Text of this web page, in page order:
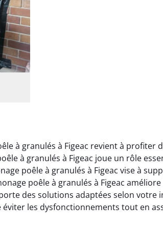
à granulés à Figeac revient à profiter
à granulés à Figeac joue un rôle
poêle à granulés à Figeac vise à
poêle à granulés à Figeac
des solutions adaptées selon
éviter les dysfonctionnements tout en